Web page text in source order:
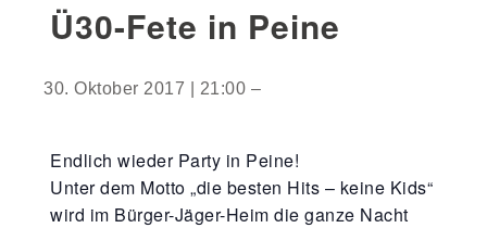
Ü30-Fete in Peine
30. Oktober 2017 | 21:00 –
Endlich wieder Party in Peine!
Unter dem Motto „die besten Hits – keine Kids“
wird im Bürger-Jäger-Heim die ganze Nacht